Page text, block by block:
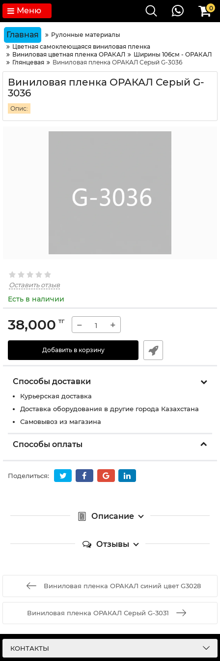
Меню 0
Главная
Рулонные материалы
Цветная самоклеющаяся виниловая пленка
Виниловая цветная пленка ОРАКАЛ
Ширины 106см - ОРАКАЛ
Глянцевая
Виниловая пленка ОРАКАЛ Серый G-3036
Виниловая пленка ОРАКАЛ Серый G-
3036
Опис:
Оставить отзыв
Есть в наличии
38,000 тг − +
Добавить в корзину
Способы доставки
Курьерская доставка
Доставка оборудования в другие города Казахстана
Самовывоз из магазина
Способы оплаты
Поделиться:
Описание
Отзывы
Виниловая пленка ОРАКАЛ cиний цвет G3028
Виниловая пленка ОРАКАЛ Серый G-3031
КОНТАКТЫ